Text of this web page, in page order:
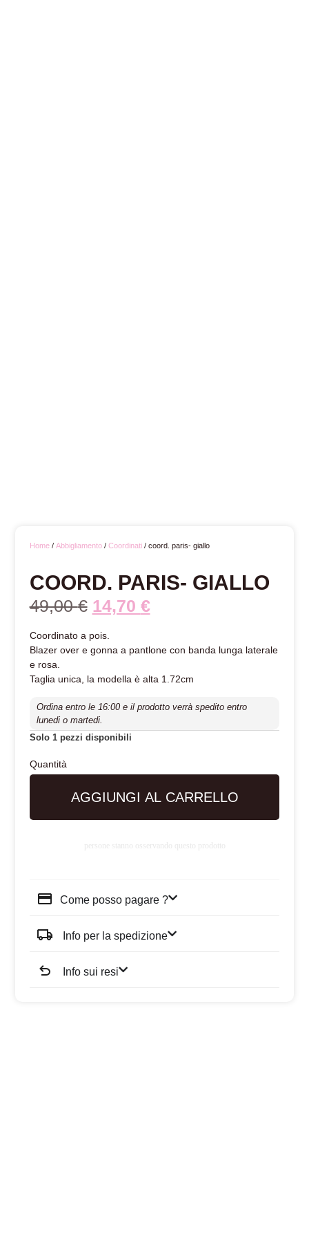
Home/ Abbigliamento/ Coordinati/ coord. paris- giallo
COORD. PARIS- GIALLO
49,00€ 14,70 €
Coordinato a pois.
Blazer over e gonna a pantlone con banda lunga laterale
e rosa.
Taglia unica, la modella è alta 1.72cm
Ordina entro le 16:00 e il prodotto verrà spedito entro
lunedi o martedi.
Solo 1 pezzi disponibili
AGGIUNGI AL CARRELLO
Come posso pagare ?
Info per la spedizione
Info sui resi